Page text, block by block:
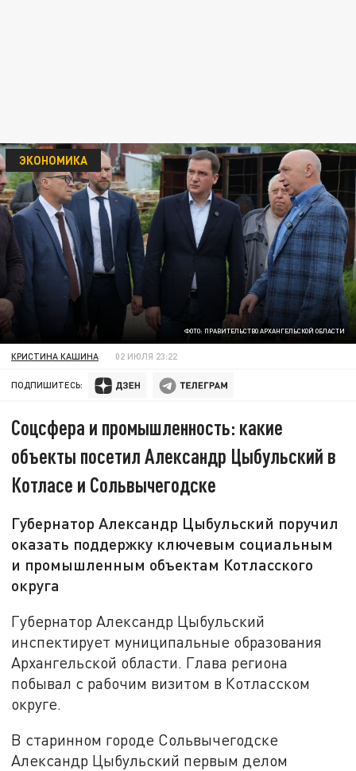
ФОТО: ПРАВИТЕЛЬСТВО АРХАНГЕЛЬСКОЙ ОБЛАСТИ
ЭКОНОМИКА
КРИСТИНА КАШИНА 02 ИЮЛЯ 23:22
ПОДПИШИТЕСЬ:
Соцсфера и промышленность: какие
объекты посетил Александр Цыбульский в
Котласе и Сольвычегодске
Губернатор Александр Цыбульский поручил
оказать поддержку ключевым социальным
и промышленным объектам Котласского
округа
Губернатор Александр Цыбульский
инспектирует муниципальные образования
Архангельской области. Глава региона
побывал с рабочим визитом в Котласском
округе.
В старинном городе Сольвычегодске
Александр Цыбульский первым делом